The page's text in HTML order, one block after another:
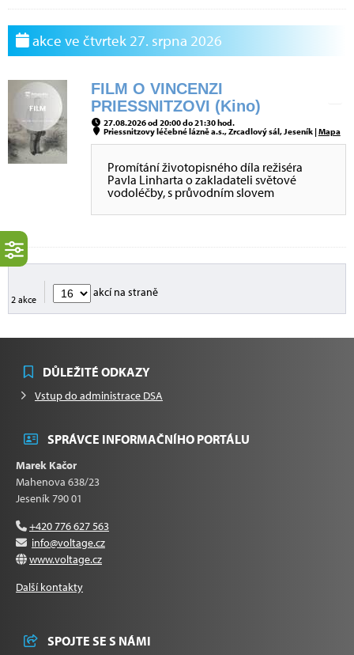
akce ve čtvrtek 27. srpna 2026
FILM O VINCENZI
PRIESSNITZOVI (Kino)
27.08.2026 od 20:00 do 21:30 hod.
Priessnitzovy léčebné lázně a.s., Zrcadlový sál, Jeseník |Mapa
Promítání životopisného díla režiséra
Pavla Linharta o zakladateli světové
vodoléčby, s průvodním slovem
2 akce
akcí na straně
DŮLEŽITÉ ODKAZY
Vstup do administrace DSA
SPRÁVCE INFORMAČNÍHO PORTÁLU
Marek Kačor
Mahenova 638/23
Jeseník 790 01
+420 776 627 563
info@voltage.cz
www.voltage.cz
Další kontakty
SPOJTE SE S NÁMI